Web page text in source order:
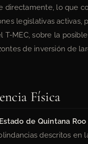
lo que
legislativas activas,
MEC, sobre la
de inversión de
Física
de Quintana Roo
descritos en